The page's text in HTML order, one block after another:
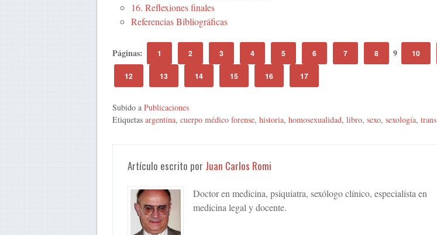
16. Reflexiones finales
Referencias Bibliográficas
Páginas: 1 2 3 4 5 6 7 8 9 10
12 13 14 15 16 17
Subido a Publicaciones
Etiquetas argentina, cuerpo médico forense, historia, homosexualidad, libro, sexo, sexología, trans
Artículo escrito por Juan Carlos Romi
Doctor en medicina, psiquiatra, sexólogo clínico, especialista en
medicina legal y docente.